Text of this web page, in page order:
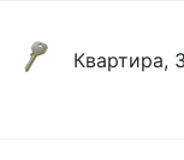
Квартира,